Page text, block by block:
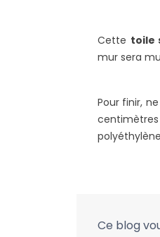
Cette toile
mur sera
Pour finir,
Ce blog